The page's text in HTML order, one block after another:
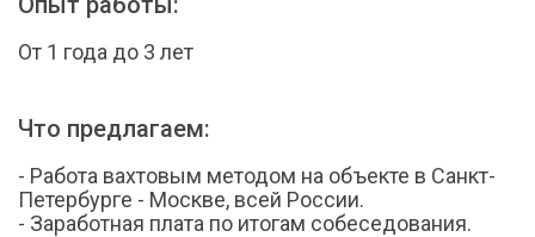
От 1 года до 3 лет
Что предлагаем:
- Работа вахтовым методом на объекте в Санкт-
Петербурге - Москве, всей России.
- Заработная плата по итогам собеседования.